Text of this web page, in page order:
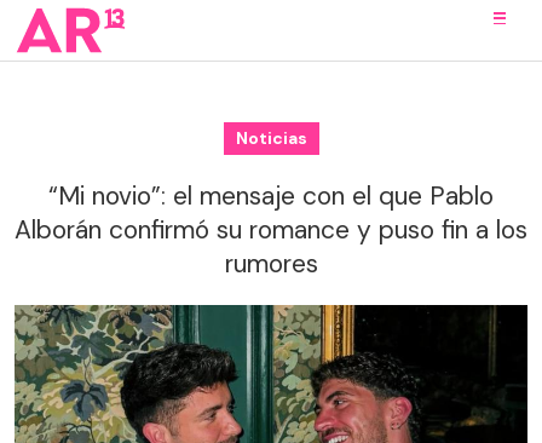
Noticias
“Mi novio”: el mensaje con el que Pablo
Alborán confirmó su romance y puso fin a los
rumores